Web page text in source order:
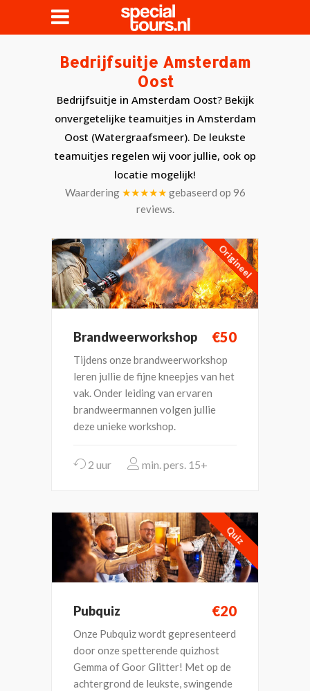
Bedrijfsuitje Amsterdam
Oost
Bedrijfsuitje in Amsterdam Oost? Bekijk
onvergetelijke teamuitjes in Amsterdam
Oost (Watergraafsmeer). De leukste
teamuitjes regelen wij voor jullie, ook op
locatie mogelijk!
Waardering ★★★★★ gebaseerd op 96
reviews.
Origineel
Brandweerworkshop €50
Tijdens onze brandweerworkshop
leren jullie de fijne kneepjes van het
vak. Onder leiding van ervaren
brandweermannen volgen jullie
deze unieke workshop.
2 uur 15+
Quiz
Pubquiz €20
Onze Pubquiz wordt gepresenteerd
door onze spetterende quizhost
Gemma of Goor Glitter! Met op de
achtergrond de leukste, swingende